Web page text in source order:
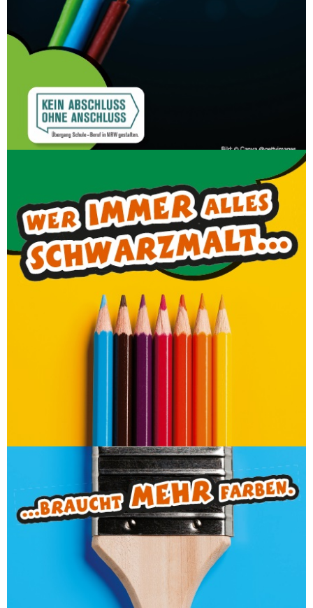
lernst du alles, was du über Stromkreise und
Schaltgeräte wissen musst.
Maler
PRAXISKURS WIRD DIESES JAHR NICHT
ANGEBOTEN!
Bock darauf, Farbe in dein Leben zu bringen?
Kreativ sein, Zeichnungen anfertigen, Flächen
berechnen und Räume schön gestalten?
Mit Pinsel, Bürsten und Farbrollen arbeiten
und dich so richtig kreativ austoben?
Wenn all das oder auch nur ein Teil auf dich
zutrifft, sagen wir: Herzlich willkommen!
Sag deiner Klassenlehrerin/deinem
Klassenlehrer noch heute, dass du gerne am